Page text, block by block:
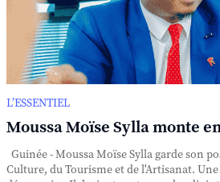
L’ESSENTIEL
Moussa Moïse Sylla monte
Guinée - Moussa Moïse Sylla garde son
Culture, du Tourisme et de l'Artisanat.